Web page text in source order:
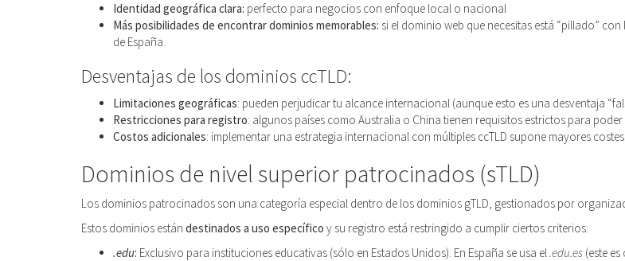
Identidad geográfica clara: perfecto para negocios con enfoque local o nacional
Más posibilidades de encontrar dominios memorables: si el dominio web que necesitas está “pillado” con
de España.
Desventajas de los dominios ccTLD:
Limitaciones geográficas: pueden perjudicar tu alcance internacional (aunque esto es una desventaja
Restricciones para registro: algunos países como Australia o China tienen requisitos estrictos para poder
Costos adicionales: implementar una estrategia internacional con múltiples ccTLD supone mayores
Dominios de nivel superior patrocinados (sTLD)
Los dominios patrocinados son una categoría especial dentro de los dominios gTLD, gestionados por
Estos dominios están destinados a uso específico y su registro está restringido a cumplir ciertos criterios:
.edu: Exclusivo para instituciones educativas (sólo en Estados Unidos). En España se usa el.edu.es (este